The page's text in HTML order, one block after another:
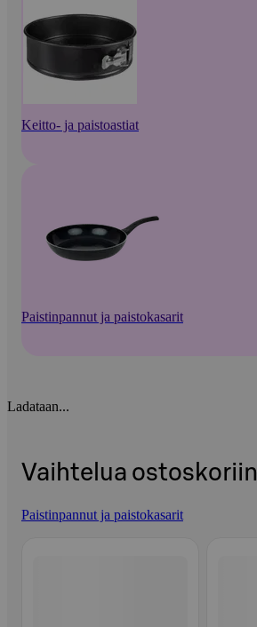
Keitto- ja paistoastiat
Paistinpannut ja paistokasarit
Ladataan...
Vaihtelua ostoskoriin
Paistinpannut ja paistokasarit